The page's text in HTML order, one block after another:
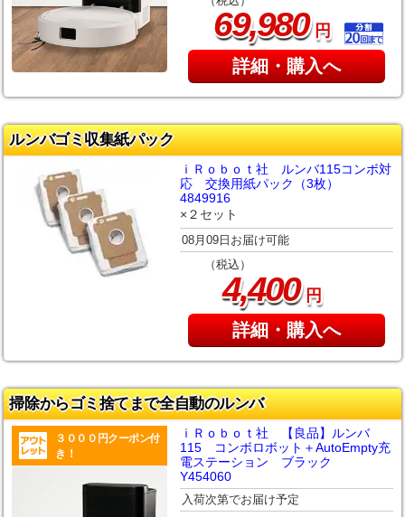
69,980円
詳細・購入へ
ルンバゴミ収集紙パック
ｉＲｏｂｏｔ社 ルンバ115コンボ対
応 交換用紙パック（3枚）
4849916
×２セット
08月09日お届け可能
（税込）
4,400円
詳細・購入へ
掃除からゴミ捨てまで全自動のルンバ
３０００円クーポン付
き！
ｉＲｏｂｏｔ社 【良品】ルンバ
115 コンボロボット＋AutoEmpty充
電ステーション ブラック
Y454060
入荷次第でお届け予定